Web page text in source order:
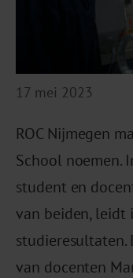
17 mei 2023
ROC Nijmegen
School noemen.
student en
van beiden,
studieresultaten.
van docenten